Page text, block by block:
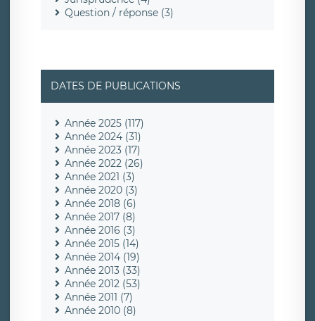
Question / réponse (3)
DATES DE PUBLICATIONS
Année 2025 (117)
Année 2024 (31)
Année 2023 (17)
Année 2022 (26)
Année 2021 (3)
Année 2020 (3)
Année 2018 (6)
Année 2017 (8)
Année 2016 (3)
Année 2015 (14)
Année 2014 (19)
Année 2013 (33)
Année 2012 (53)
Année 2011 (7)
Année 2010 (8)